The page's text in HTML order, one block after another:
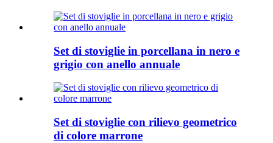
Set di stoviglie in porcellana in nero e
grigio con anello annuale
Set di stoviglie con rilievo geometrico
di colore marrone